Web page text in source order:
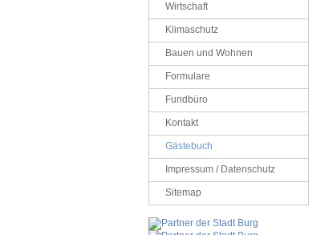
Wirtschaft
Klimaschutz
Bauen und Wohnen
Formulare
Fundbüro
Kontakt
Gästebuch
Impressum / Datenschutz
Sitemap